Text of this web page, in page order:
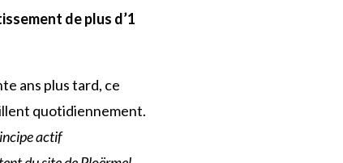
de plus d’1
ans plus tard, ce
quotidiennement.
actif